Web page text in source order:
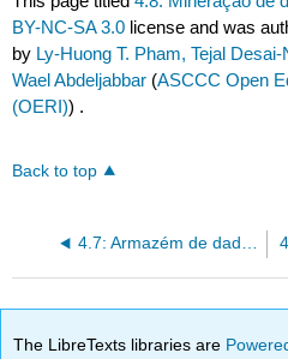
BY-NC-SA 3.0 license and was
by Ly-Huong T. Pham, Tejal
Wael Abdeljabbar (ASCCC Open
(OERI)) .
Back to top
4.7: Armazém de dados
The LibreTexts libraries are